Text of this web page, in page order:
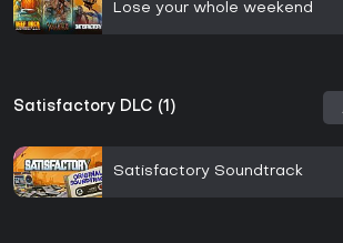
Lose your whole weekend
Satisfactory DLC (1)
Satisfactory Soundtrack